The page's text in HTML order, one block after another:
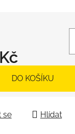
DO KOŠÍKU
se Hlídat